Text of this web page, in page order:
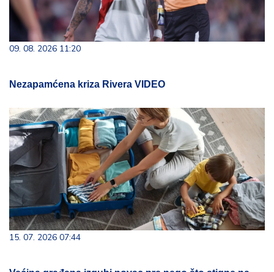
09. 08. 2026 11:20
Nezapamćena kriza Rivera VIDEO
15. 07. 2026 07:44